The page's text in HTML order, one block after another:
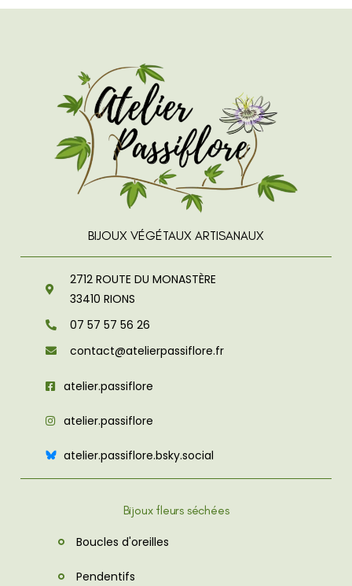
BIJOUX VÉGÉTAUX ARTISANAUX
2712 ROUTE DU MONASTÈRE
33410 RIONS
07 57 57 56 26
contact@atelierpassiflore.fr
atelier.passiflore
atelier.passiflore
atelier.passiflore.bsky.social
Bijoux fleurs séchées
Boucles d'oreilles
Pendentifs